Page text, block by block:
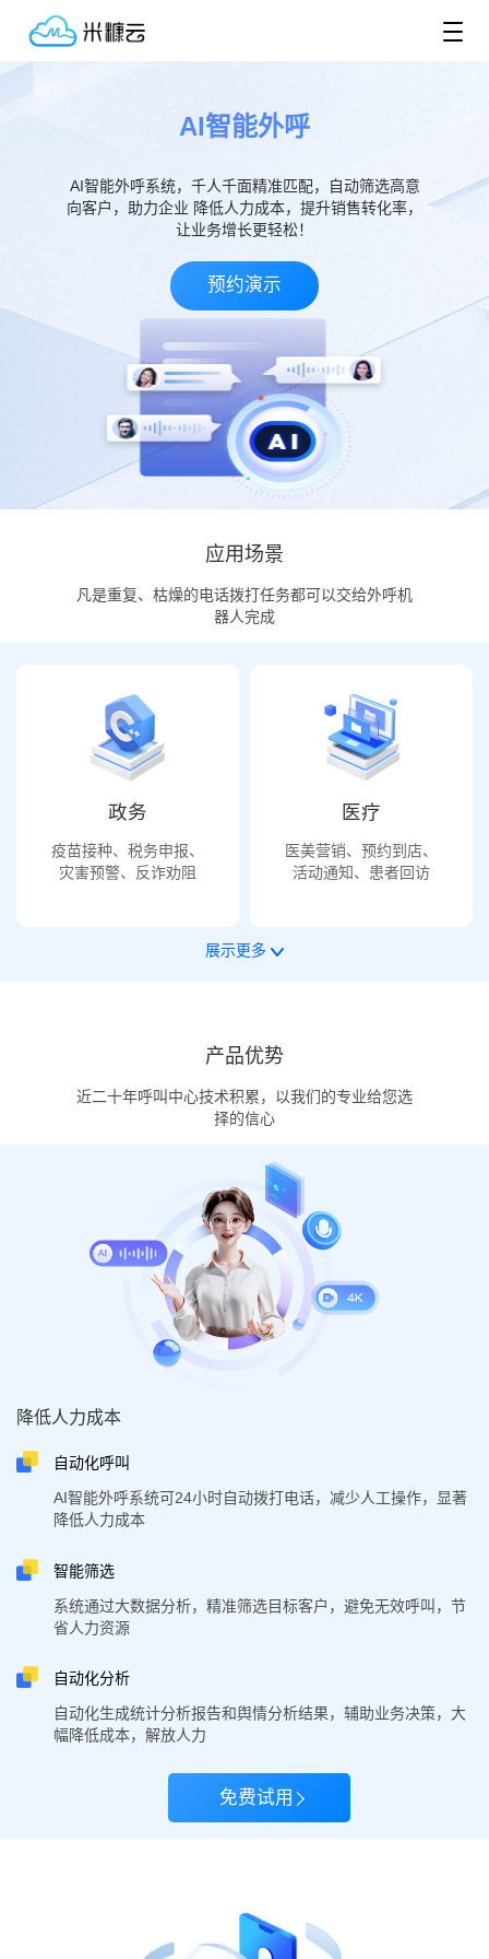
AI智能外呼
AI智能外呼系统，千人千面精准匹配，自动筛选高意
向客户，助力企业 降低人力成本，提升销售转化率，
让业务增长更轻松！
预约演示
应用场景
凡是重复、枯燥的电话拨打任务都可以交给外呼机
器人完成
政务
疫苗接种、税务申报、
灾害预警、反诈劝阻
医疗
医美营销、预约到店、
活动通知、患者回访
电商 金融
活动通知、保养提醒
展示更多
产品优势
近二十年呼叫中心技术积累，以我们的专业给您选
择的信心
降低人力成本
自动化呼叫
AI智能外呼系统可24小时自动拨打电话，减少人工操作，显著
降低人力成本
智能筛选
系统通过大数据分析，精准筛选目标客户，避免无效呼叫，节
省人力资源
自动化分析
自动化生成统计分析报告和舆情分析结果，辅助业务决策，大
幅降低成本，解放人力
免费试用